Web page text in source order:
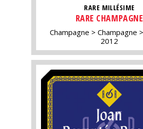
RARE MILLÉSIME
RARE CHAMPAGNE
Champagne Champagne
2012